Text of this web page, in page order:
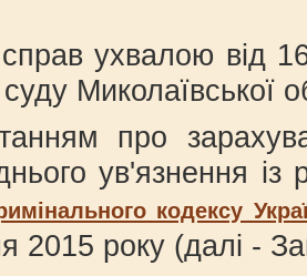
ухвалою від
Миколаївської
про
ув'язнення
кодексу
2015 року (далі -